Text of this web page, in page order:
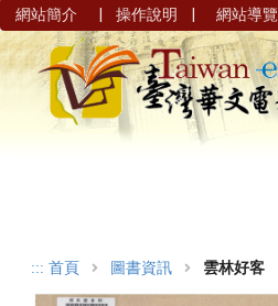
網站簡介 | 操作說明 | 網站導覽
::: 首頁 圖書資訊 雲林好客